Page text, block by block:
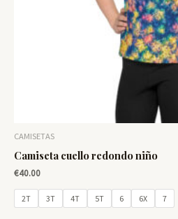
CAMISETAS
Camiseta cuello redondo niño
€40.00
2T 3T 4T 5T 6 6X 7